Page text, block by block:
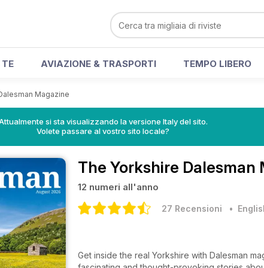
TE AVIAZIONE & TRASPORTI TEMPO LIBERO
Magazine
si sta visualizzando la versione Italy del sito.
Volete passare al vostro sito locale?
The Yorkshire Dalesman
12 numeri all'anno
27 Recensioni •
Get inside the real Yorkshire with Dalesman